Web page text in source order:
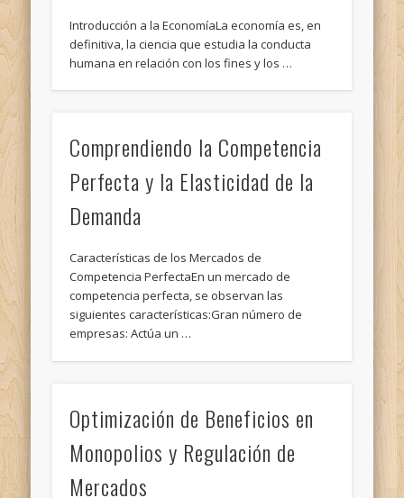
Introducción a la EconomíaLa economía es, en
definitiva, la ciencia que estudia la conducta
humana en relación con los fines y los …
Comprendiendo la Competencia
Perfecta y la Elasticidad de la
Demanda
Características de los Mercados de
Competencia PerfectaEn un mercado de
competencia perfecta, se observan las
siguientes características:Gran número de
empresas: Actúa un …
Optimización de Beneficios en
Monopolios y Regulación de
Mercados